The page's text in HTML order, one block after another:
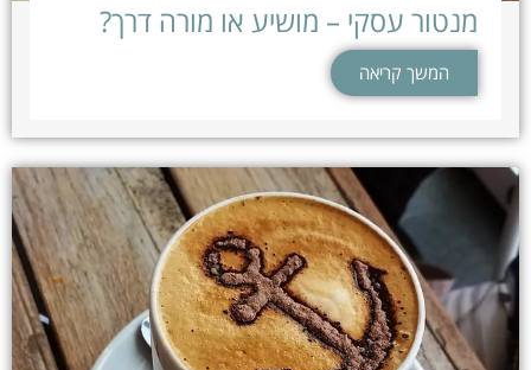
מנטור עסקי – מושיע או מורה דרך?
המשך קריאה